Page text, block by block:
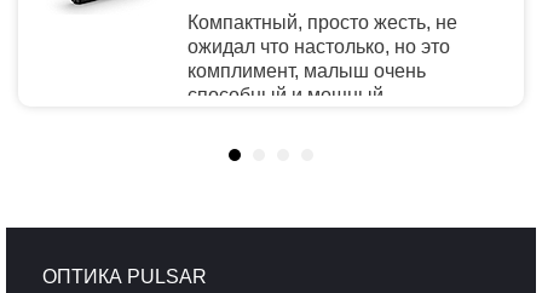
Компактный, просто жесть, не
ожидал что настолько, но это
комплимент, малыш очень
способный и мощный.
ОПТИКА PULSAR